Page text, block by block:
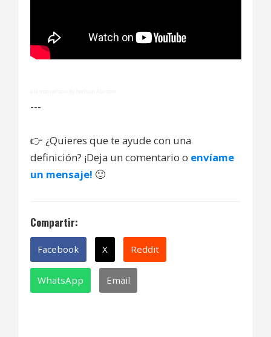
---
👉 ¿Quieres que te ayude con una
definición? ¡Deja un comentario o envíame
un mensaje! 🙂
Compartir:
Facebook X Reddit
WhatsApp Email